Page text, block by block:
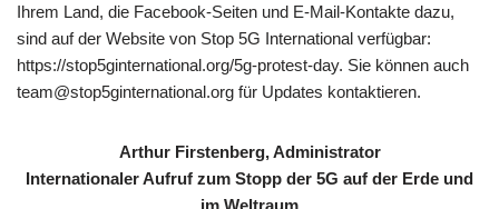
Ihrem Land, die Facebook-Seiten und E-Mail-Kontakte dazu,
sind auf der Website von Stop 5G International verfügbar:
https://stop5ginternational.org/5g-protest-day. Sie können auch
team@stop5ginternational.org für Updates kontaktieren.
Arthur Firstenberg, Administrator
Internationaler Aufruf zum Stopp der 5G auf der Erde und
im Weltraum